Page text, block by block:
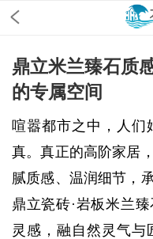
鼎立米兰臻石质
的专属空间
喧嚣都市之中，人们
真。真正的高阶家居
腻质感、温润细节，
鼎立瓷砖·岩板米兰
灵感，融自然灵气